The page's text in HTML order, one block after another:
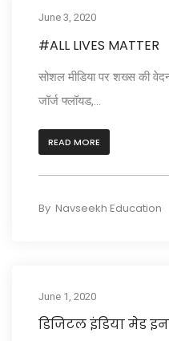
June 3, 2020
#ALL LIVES MATTER
सोशल मीडिया पर शख्स की
जॉर्ज फ्लॉयड,...
READ MORE
By Navseekh Education
June 1, 2020
डिजिटल इंडिया मेड